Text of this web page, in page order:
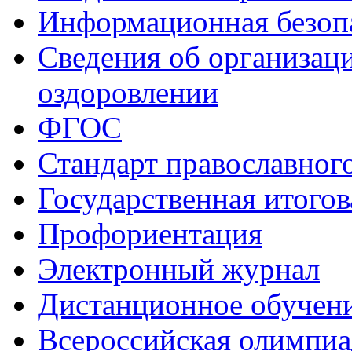
Информационная
Сведения об
оздоровлении
ФГОС
Стандарт
Государственная
Профориентация
Электронный журнал
Дистанционное
Всероcсийская